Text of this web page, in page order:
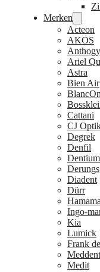
Merken
Acteon
AKOS
Ariel
Astra
Bien Air
Cattani
CJ
Degrek
Denfil
Dentium
Derungs
Diadent
Dürr
Ingo-
Kia
Lumick
Frank
Meddent
Medit